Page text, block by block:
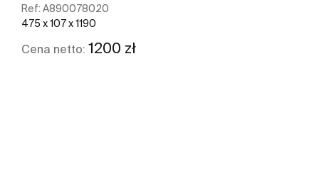
Ref: A890078020
475 x 107 x 1190
Cena netto: 1200 zł